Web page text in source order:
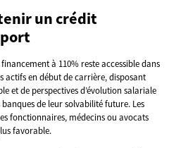
un crédit
à 110% reste accessible dans
actifs en début de carrière, disposant
et de perspectives d’évolution salariale
de leur solvabilité future. Les
fonctionnaires, médecins ou avocats
favorable.